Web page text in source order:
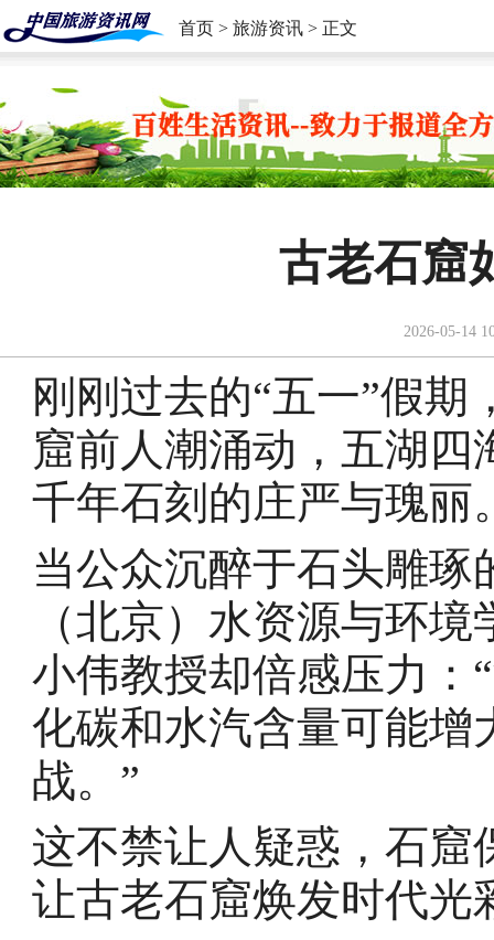
首页 > 旅游资讯 > 正文
古老石窟
2026-05-14
刚刚过去的“五一”假
窟前人潮涌动，五湖
千年石刻的庄严与瑰丽
当公众沉醉于石头雕
（北京）水资源与环
小伟教授却倍感压力：
化碳和水汽含量可能增
战。”
这不禁让人疑惑，石窟
让古老石窟焕发时代光